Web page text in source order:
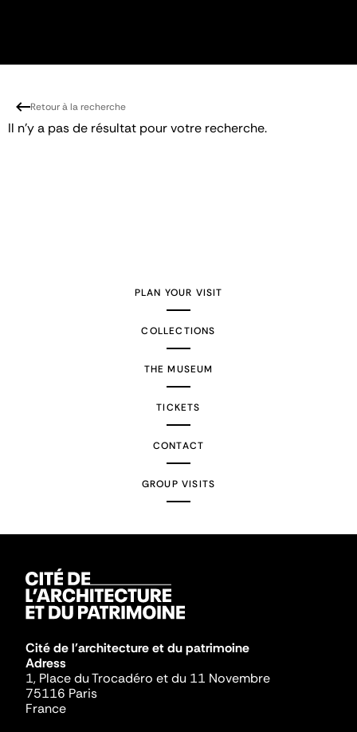
Retour à la recherche
Il n'y a pas de résultat pour votre recherche.
PLAN YOUR VISIT
COLLECTIONS
THE MUSEUM
TICKETS
CONTACT
GROUP VISITS
Cité de l'architecture et du patrimoine
Adress
1, Place du Trocadéro et du 11 Novembre
75116 Paris
France